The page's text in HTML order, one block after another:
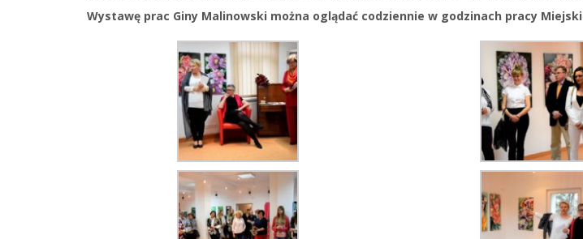
Wystawę prac Giny Malinowski można oglądać codziennie w godzinach pracy